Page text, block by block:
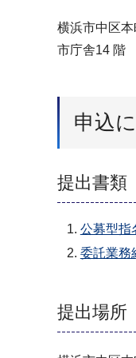
横浜市中区
市庁舎14 階
申込
提出書類
公募型指
委託業務
提出場所